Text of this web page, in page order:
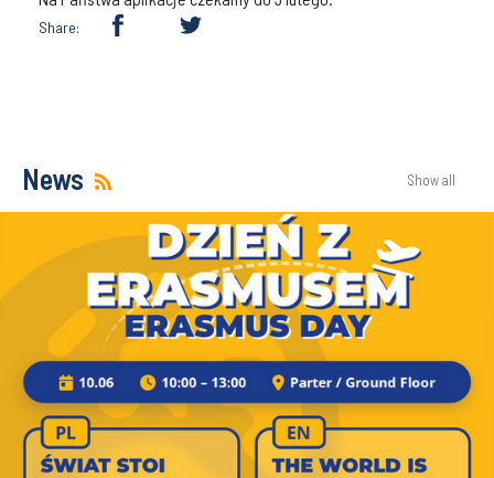
Share:
News Show all